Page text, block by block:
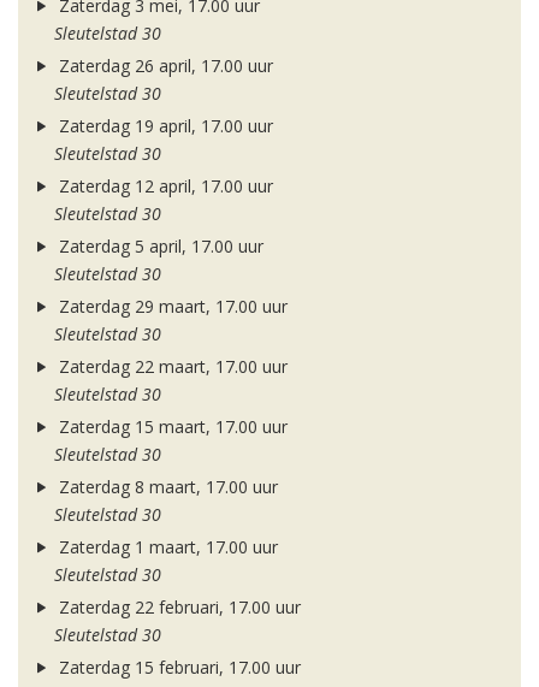
Zaterdag 3 mei, 17.00 uur
Sleutelstad 30
Zaterdag 26 april, 17.00 uur
Sleutelstad 30
Zaterdag 19 april, 17.00 uur
Sleutelstad 30
Zaterdag 12 april, 17.00 uur
Sleutelstad 30
Zaterdag 5 april, 17.00 uur
Sleutelstad 30
Zaterdag 29 maart, 17.00 uur
Sleutelstad 30
Zaterdag 22 maart, 17.00 uur
Sleutelstad 30
Zaterdag 15 maart, 17.00 uur
Sleutelstad 30
Zaterdag 8 maart, 17.00 uur
Sleutelstad 30
Zaterdag 1 maart, 17.00 uur
Sleutelstad 30
Zaterdag 22 februari, 17.00 uur
Sleutelstad 30
Zaterdag 15 februari, 17.00 uur